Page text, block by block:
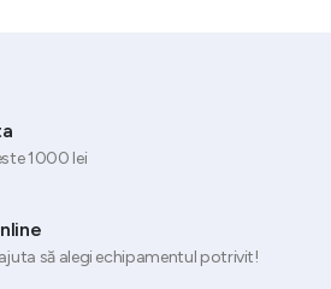
1000 lei
să alegi echipamentul potrivit!